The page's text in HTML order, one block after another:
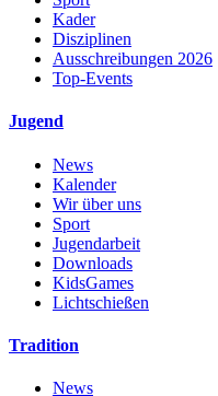
Kader
Disziplinen
Ausschreibungen 2026
Top-Events
Jugend
News
Kalender
Wir über uns
Sport
Jugendarbeit
Downloads
KidsGames
Lichtschießen
Tradition
News